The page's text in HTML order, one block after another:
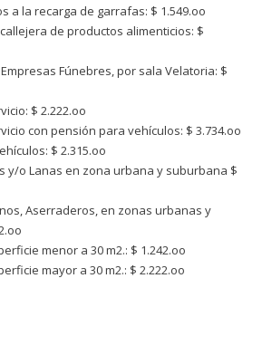
a la recarga de garrafas: $ 1.549.oo
de productos alimenticios: $
Fúnebres, por sala Velatoria: $
$ 2.222.oo
con pensión para vehículos: $ 3.734.oo
$ 2.315.oo
y/o Lanas en zona urbana y suburbana $
Aserraderos, en zonas urbanas y
menor a 30 m2.: $ 1.242.oo
mayor a 30 m2.: $ 2.222.oo